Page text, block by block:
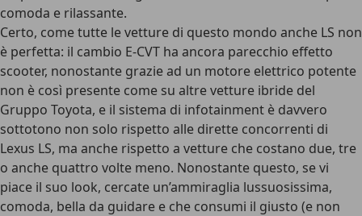
comoda e rilassante.
Certo, come tutte le vetture di questo mondo anche LS non
è perfetta: il cambio E-CVT ha ancora parecchio effetto
scooter, nonostante grazie ad un motore elettrico potente
non è così presente come su altre vetture ibride del
Gruppo Toyota, e il sistema di infotainment è davvero
sottotono non solo rispetto alle dirette concorrenti di
Lexus LS, ma anche rispetto a vetture che costano due, tre
o anche quattro volte meno. Nonostante questo, se vi
piace il suo look, cercate un’ammiraglia lussuosissima,
comoda, bella da guidare e che consumi il giusto (e non